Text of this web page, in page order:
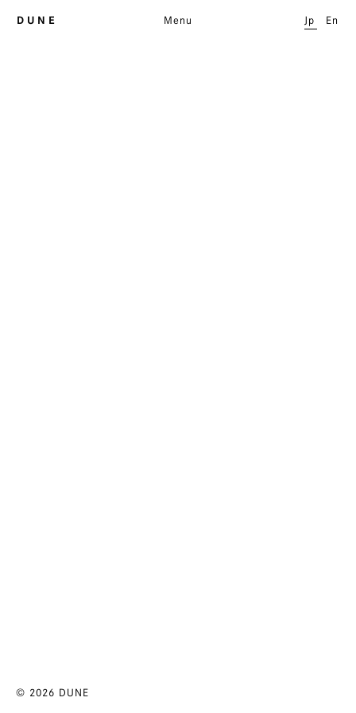
D U N E Jp En
Menu
© 2026 DUNE